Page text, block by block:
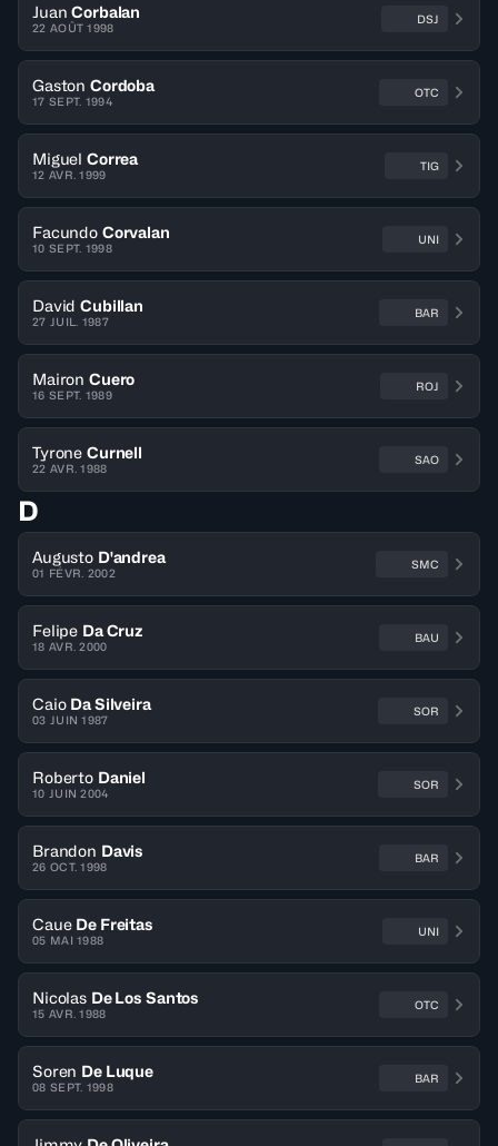
Juan Corbalan
22 AOÛT 1998
DSJ
Gaston Cordoba
17 SEPT. 1994
OTC
Miguel Correa
12 AVR. 1999
TIG
Facundo Corvalan
10 SEPT. 1998
UNI
David Cubillan
27 JUIL. 1987
BAR
Mairon Cuero
16 SEPT. 1989
ROJ
Tyrone Curnell
22 AVR. 1988
SAO
D
Augusto D'andrea
01 FÉVR. 2002
SMC
Felipe Da Cruz
18 AVR. 2000
BAU
Caio Da Silveira
03 JUIN 1987
SOR
Roberto Daniel
10 JUIN 2004
SOR
Brandon Davis
26 OCT. 1998
BAR
Caue De Freitas
05 MAI 1988
UNI
Nicolas De Los Santos
15 AVR. 1988
OTC
Soren De Luque
08 SEPT. 1998
BAR